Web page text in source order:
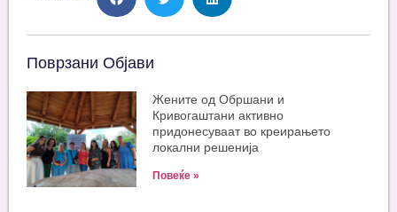
Поврзани Објави
Жените од Обршани и
Кривогаштани активно
придонесуваат во креирањето
локални решенија
Повеќе »